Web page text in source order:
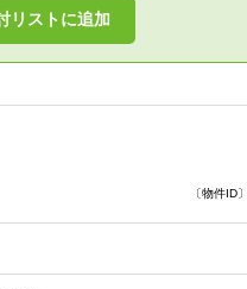
リストに追加
〔物件ID